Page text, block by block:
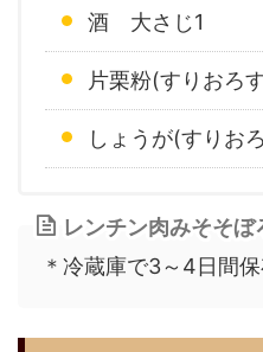
酒 大さじ1
片栗粉(すりおろ
しょうが(すりお
レンチン肉みそそぼ
＊冷蔵庫で3～4日間